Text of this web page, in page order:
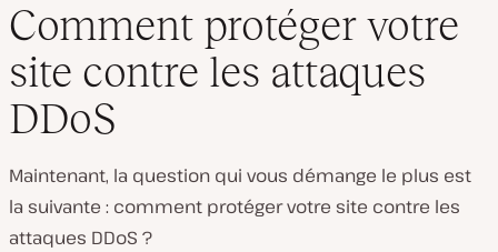
Comment protéger votre
site contre les attaques
DDoS
Maintenant, la question qui vous démange le plus est
la suivante : comment protéger votre site contre les
attaques DDoS ?